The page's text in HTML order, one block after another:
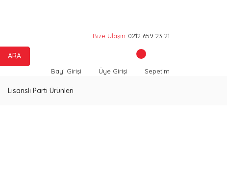
ARA
Bize Ulaşın 0212 659 23 21
Bayi Girişi Üye Girişi Sepetim
Lisanslı Parti Ürünleri